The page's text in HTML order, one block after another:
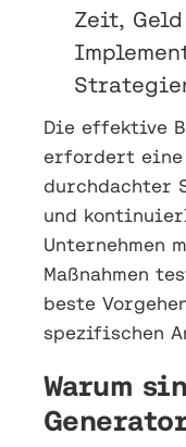
Zeit,
Die effektive
erfordert eine
durchdachter
und
Unternehmen
Maßnahmen
beste
spezifischen
Warum